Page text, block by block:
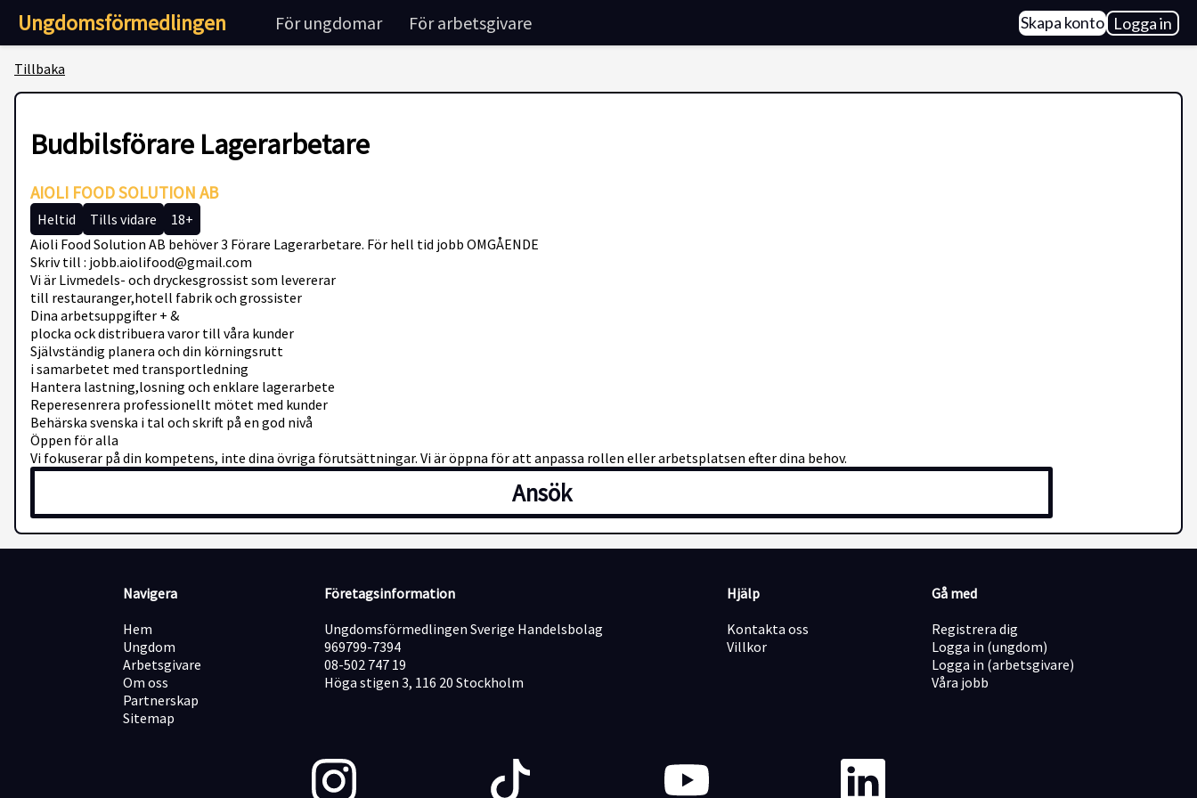
Ungdomsförmedlingen För ungdomar För arbetsgivare Skapa konto Logga in
Tillbaka
Budbilsförare Lagerarbetare
AIOLI FOOD SOLUTION AB
Heltid Tills vidare
18+
Aioli Food Solution AB behöver 3 Förare Lagerarbetare. För hell tid jobb OMGÅENDE
Skriv till : jobb.aiolifood@gmail.com
Vi är Livmedels- och dryckesgrossist som levererar
till restauranger,hotell fabrik och grossister
Dina arbetsuppgifter + &
plocka ock distribuera varor till våra kunder
Självständig planera och din körningsrutt
i samarbetet med transportledning
Hantera lastning,losning och enklare lagerarbete
Reperesenrera professionellt mötet med kunder
Behärska svenska i tal och skrift på en god nivå
Öppen för alla
Vi fokuserar på din kompetens, inte dina övriga förutsättningar. Vi är öppna för att anpassa rollen eller arbetsplatsen efter dina behov.
Ansök
Navigera
Hem
Ungdom
Arbetsgivare
Om oss
Partnerskap
Sitemap
Företagsinformation
Ungdomsförmedlingen Sverige Handelsbolag
969799-7394
08-502 747 19
Höga stigen 3, 116 20 Stockholm
Hjälp
Kontakta oss
Villkor
Gå med
Registrera dig
Logga in (ungdom)
Logga in (arbetsgivare)
Våra jobb